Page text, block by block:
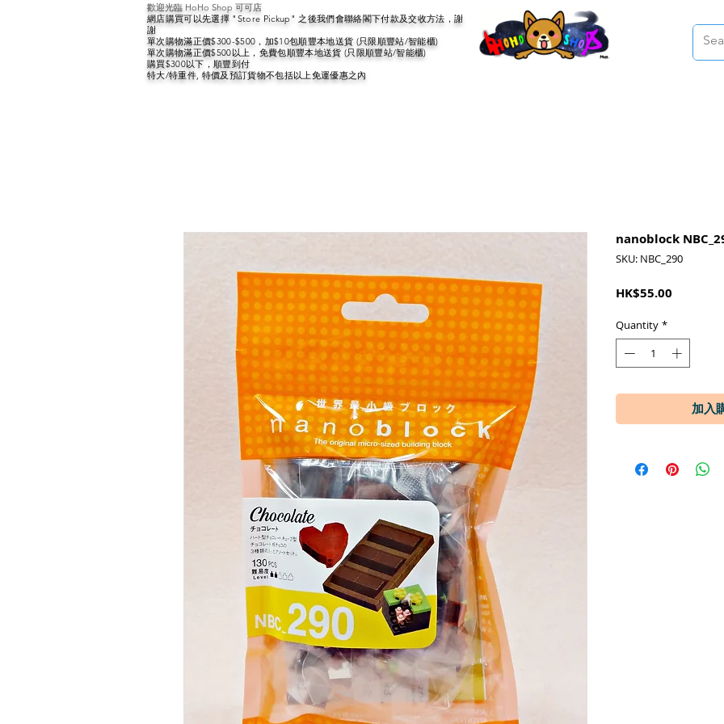
歡迎光臨 HoHo Shop 可可店
網店購買可以先選擇 "Store Pickup" 之後我們會聯絡閣下付款及交收方法，謝
謝
單次購物滿正價$300-$500，加$10包順豐本地送貨 (只限順豐站/智能櫃)
單次購物滿正價$500以上，免費包順豐本地送貨 (只限順豐站/智能櫃)
購買$300以下，順豐到付
特大/特重件, 特價及預訂貨物不包括以上免運優惠之內
nanoblock
SKU: NBC_290
HK$55.00
Quantity *